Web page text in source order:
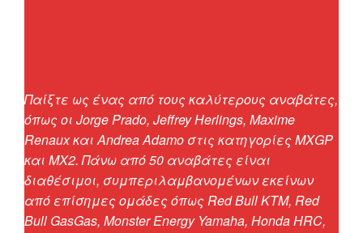
Παίξτε ως ένας από τους καλύτερους αναβάτες,
όπως οι JorgePrado, JeffreyHerlings, Maxime
RenauxκαιAndreaAdamo στις κατηγορίες MXGP
και MX2. Πάνω από 50 αναβάτες είναι
διαθέσιμοι, συμπεριλαμβανομένων εκείνων
από επίσημες ομάδες όπως RedBullKTM, Red
Bull GasGas, MonsterEnergy Yamaha, Honda HRC,